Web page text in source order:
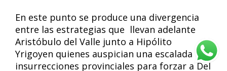
En este punto se produce una divergencia
entre las estrategias que llevan adelante
Aristóbulo del Valle junto a Hipólito
Yrigoyen quienes auspician una escalada de
insurrecciones provinciales para forzar a Del